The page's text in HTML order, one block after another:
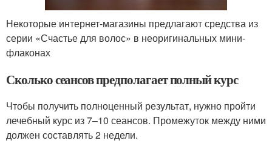
Некоторые интернет-магазины предлагают средства из
серии «Счастье для волос» в неоригинальных мини-
флаконах
Сколько сеансов предполагает полный курс
Чтобы получить полноценный результат, нужно пройти
лечебный курс из 7–10 сеансов. Промежуток между ними
должен составлять 2 недели.